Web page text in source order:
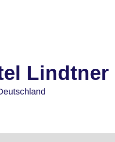
Lindtner